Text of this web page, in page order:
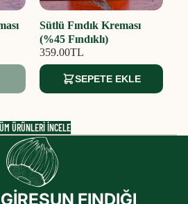
Sütlü Fındık Kreması
(%45 Fındıklı)
359.00TL
SEPETE EKLE
ÜRÜNLERI INCELE
FINDIĞI